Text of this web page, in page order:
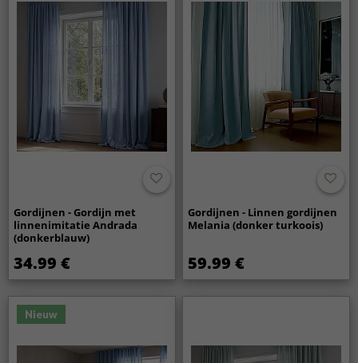
Gordijnen - Gordijn met
linnenimitatie Andrada
(donkerblauw)
34.99 €
Gordijnen - Linnen gordijnen
Melania (donker turkoois)
59.99 €
Nieuw